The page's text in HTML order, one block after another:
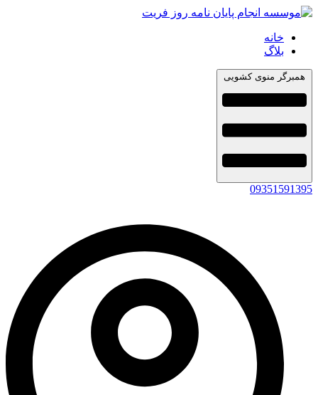
خانه
بلاگ
همبرگر منوی کشویی
09351591395